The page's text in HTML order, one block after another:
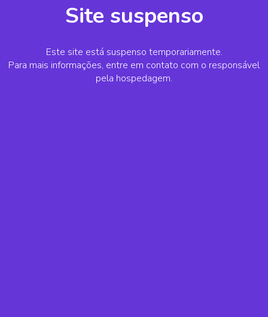
Site suspenso
Este site está suspenso temporariamente.
Para mais informações, entre em contato com o responsável
pela hospedagem.